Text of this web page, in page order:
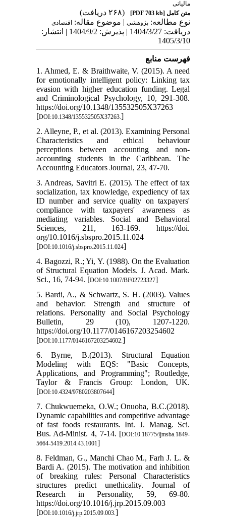
مالیاتی
متن کامل [PDF 703 kb]
(۲۶۸ دریافت)
نوع مطالعه: پژوهشي| موضوع مقاله: اقتصادی
دریافت: 1404/3/27 | پذیرش: 1404/9/2 | انتشار:
1405/3/10
فهرست منابع
1. Ahmed, E. & Braithwaite, V. (2015). A need
for emotionally intelligent policy: Linking tax
evasion with higher education funding. Legal
and Criminological Psychology, 10, 291-308.
https://doi.org/10.1348/135532505X37263
[DOI:10.1348/135532505X37263. ]
2. Alleyne, P., et al. (2013). Examining Personal
Characteristics and ethical behaviour
perceptions between accounting and non-
accounting students in the Caribbean. The
Accounting Educators Journal, 23, 47-70.
3. Andreas, Savitri E. (2015). The effect of tax
socialization, tax knowledge, expediency of tax
ID number and service quality on taxpayers'
compliance with taxpayers' awareness as
mediating variables. Social and Behavioral
Sciences, 211, 163-169. https://doi.
org/10.1016/j.sbspro.2015.11.024
[DOI:10.1016/j.sbspro.2015.11.024]
4. Bagozzi, R.; Yi, Y. (1988). On the Evaluation
of Structural Equation Models. J. Acad. Mark.
Sci., 16, 74-94. [DOI:10.1007/BF02723327]
5. Bardi, A., & Schwartz, S. H. (2003). Values
and behavior: Strength and structure of
relations. Personality and Social Psychology
Bulletin, 29 (10), 1207-1220.
https://doi.org/10.1177/0146167203254602
[DOI:10.1177/0146167203254602. ]
6. Byrne, B.(2013). Structural Equation
Modeling with EQS: "Basic Concepts,
Applications, and Programming"; Routledge,
Taylor & Francis Group: London, UK.
[DOI:10.4324/9780203807644]
7. Chukwuemeka, O.W.; Onuoha, B.C.(2018).
Dynamic capabilities and competitive advantage
of fast foods restaurants. Int. J. Manag. Sci.
Bus. Ad-Minist. 4, 7-14. [DOI:10.18775/ijmsba.1849-
5664-5419.2014.43.1001]
8. Feldman, G., Manchi Chao M., Farh J. L. &
Bardi A. (2015). The motivation and inhibition
of breaking rules: Personal Characteristics
structures predict unethicality. Journal of
Research in Personality, 59, 69-80.
https://doi.org/10.1016/j.jrp.2015.09.003
[DOI:10.1016/j.jrp.2015.09.003. ]